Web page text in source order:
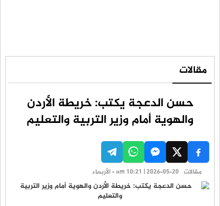
مقالات
حسن الدعجة يكتب: خريطة الأردن
والهوية أمام وزير التربية والتعليم
مقالات am 10:21 | 2026-05-20 - الأربعاء